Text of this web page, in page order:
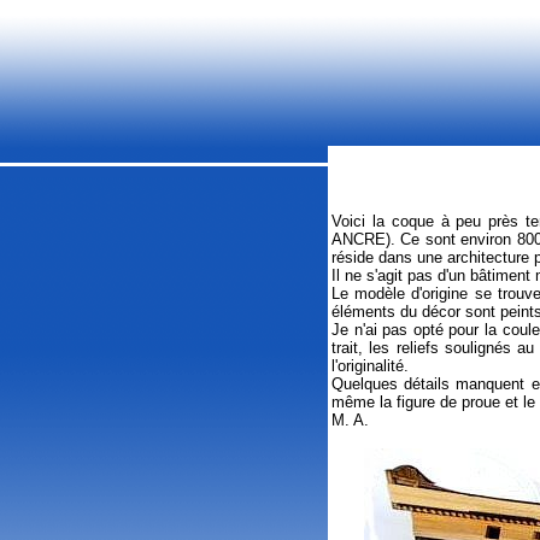
Voici la coque à peu près
ANCRE). Ce sont environ
réside dans une architecture
Il ne s'agit pas d'un
Le modèle d'origine se
éléments du décor sont
Je n'ai pas opté pour la
trait, les reliefs soulignés
l'originalité.
Quelques détails manquent
même la figure de proue et
M. A.